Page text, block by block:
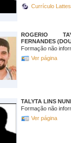
Currículo
ROGERIO
FERNANDES
Formação não
Ver página
TALYTA LINS
Formação não
Ver página